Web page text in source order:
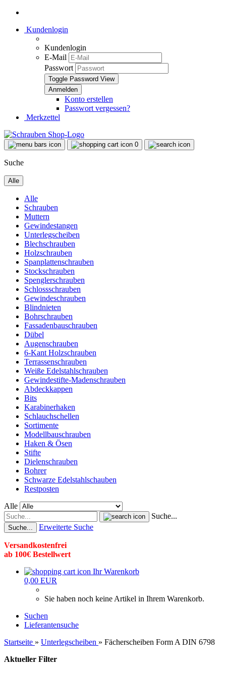
Kundenlogin
Kundenlogin
E-Mail
Passwort
Toggle Password View
Konto erstellen
Passwort vergessen?
Merkzettel
0
Suche
Alle
Alle
Schrauben
Muttern
Gewindestangen
Unterlegscheiben
Blechschrauben
Holzschrauben
Spanplattenschrauben
Stockschrauben
Spenglerschrauben
Schlossschrauben
Gewindeschrauben
Blindnieten
Bohrschrauben
Fassadenbauschrauben
Dübel
Augenschrauben
6-Kant Holzschrauben
Terrassenschrauben
Weiße Edelstahlschrauben
Gewindestifte-Madenschrauben
Abdeckkappen
Bits
Karabinerhaken
Schlauchschellen
Sortimente
Modellbauschrauben
Haken & Ösen
Stifte
Dielenschrauben
Bohrer
Schwarze Edelstahlschauben
Restposten
Alle
Suche...
Suche... Erweiterte Suche
Versandkostenfrei
ab 100€ Bestellwert
Ihr Warenkorb
0,00 EUR
Sie haben noch keine Artikel in Ihrem Warenkorb.
Suchen
Lieferantensuche
Startseite » Unterlegscheiben » Fächerscheiben Form A DIN 6798
Aktueller Filter